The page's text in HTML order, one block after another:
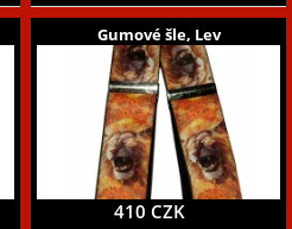
Gumové šle, Lev
410 CZK